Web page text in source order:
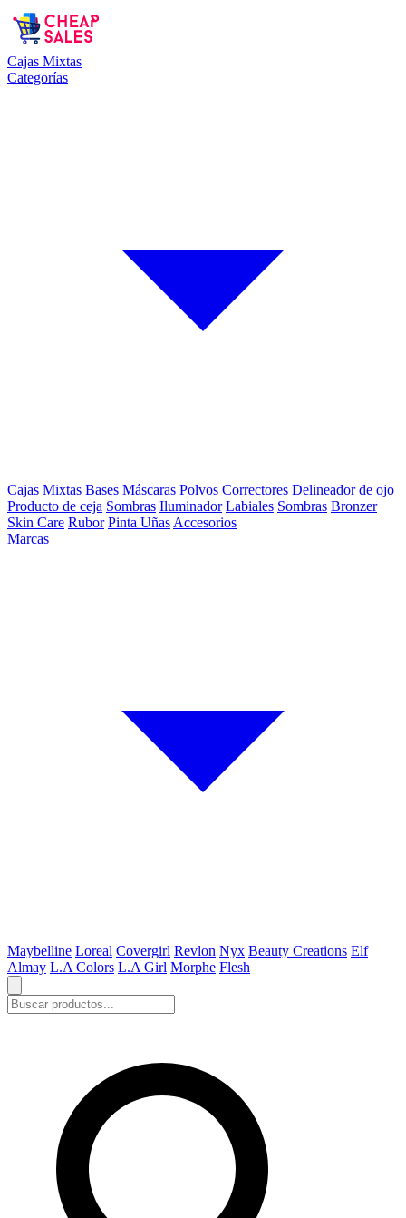
Cajas Mixtas
Categorías
Cajas Mixtas Bases Máscaras Polvos Correctores Delineador de ojo
Producto de ceja Sombras Iluminador Labiales Sombras Bronzer
Skin Care Rubor Pinta Uñas Accesorios
Marcas
Maybelline Loreal Covergirl Revlon Nyx Beauty Creations Elf
Almay L.A Colors L.A Girl Morphe Flesh